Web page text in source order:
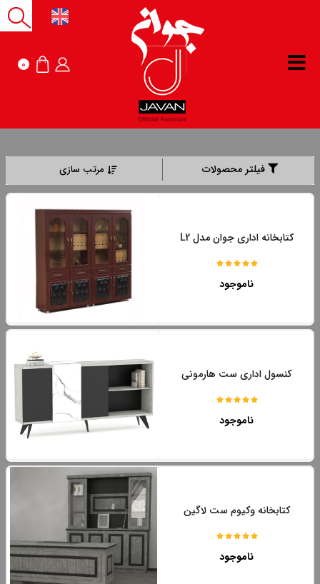
0
فیلتر محصولات مرتب سازی
کتابخانه اداری جوان مدل L2
ناموجود
کنسول اداری ست هارمونی
ناموجود
کتابخانه وکیوم ست لاگین
ناموجود